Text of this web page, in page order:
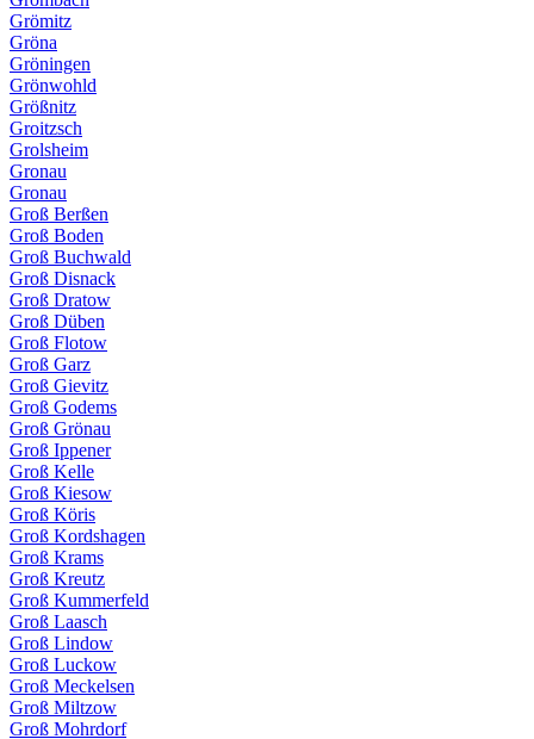
Grömitz
Gröna
Gröningen
Grönwohld
Größnitz
Groitzsch
Grolsheim
Gronau
Gronau
Groß Berßen
Groß Boden
Groß Buchwald
Groß Disnack
Groß Dratow
Groß Düben
Groß Flotow
Groß Garz
Groß Gievitz
Groß Godems
Groß Grönau
Groß Ippener
Groß Kelle
Groß Kiesow
Groß Köris
Groß Kordshagen
Groß Krams
Groß Kreutz
Groß Kummerfeld
Groß Laasch
Groß Lindow
Groß Luckow
Groß Meckelsen
Groß Miltzow
Groß Mohrdorf